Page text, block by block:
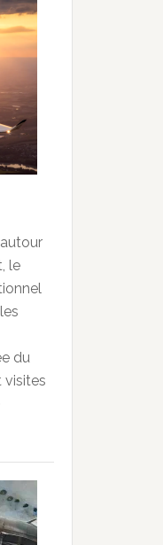
le
du
visites